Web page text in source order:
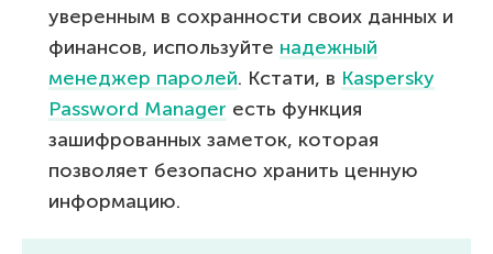
уверенным в сохранности своих данных и
финансов, используйте надежный
менеджер паролей. Кстати, в Kaspersky
Password Manager есть функция
зашифрованных заметок, которая
позволяет безопасно хранить ценную
информацию.